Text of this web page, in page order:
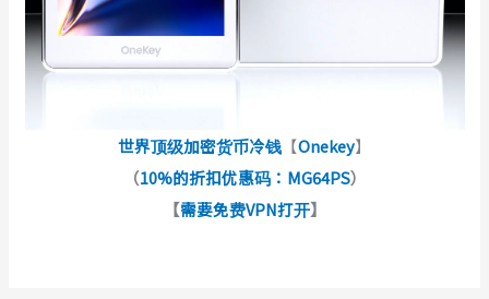
世界顶级加密货币冷钱 【Onekey】
（10%的折扣优惠码：MG64PS）
【需要免费VPN打开】